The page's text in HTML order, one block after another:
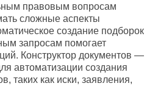
правовым вопросам
сложные аспекты
создание подборок
запросам помогает
Конструктор документов —
автоматизации создания
, таких как иски, заявления,